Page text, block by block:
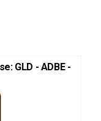
GLD - ADBE -